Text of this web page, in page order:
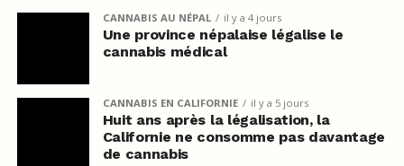
CANNABIS AU NÉPAL il y a 4 jours
Une province népalaise légalise le
cannabis médical
CANNABIS EN CALIFORNIE il y a 5 jours
Huit ans après la légalisation, la
Californie ne consomme pas davantage
de cannabis